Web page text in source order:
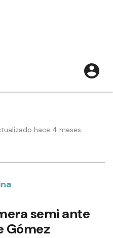
hace 4 meses
semi ante
Gómez